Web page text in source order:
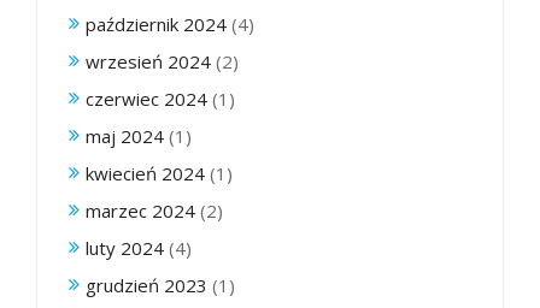
październik 2024 (4)
wrzesień 2024 (2)
czerwiec 2024 (1)
maj 2024 (1)
kwiecień 2024 (1)
marzec 2024 (2)
luty 2024 (4)
grudzień 2023 (1)